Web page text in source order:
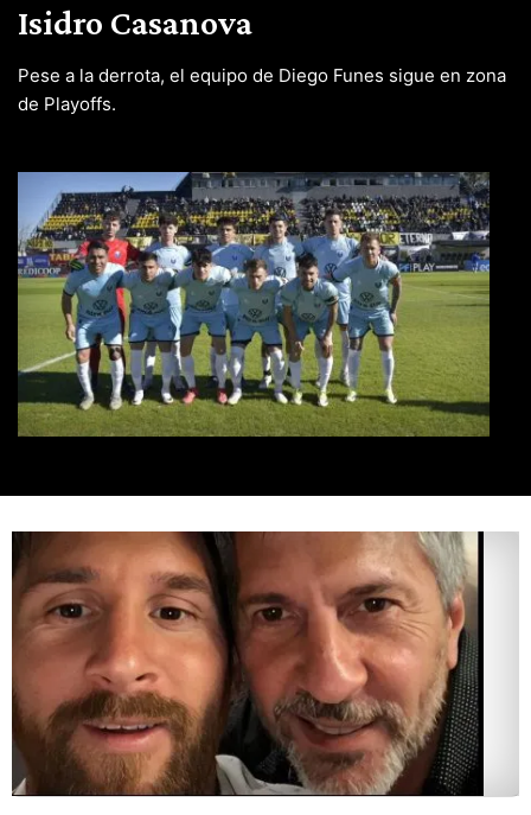
Isidro Casanova
Pese a la derrota, el equipo de Diego Funes sigue en zona
de Playoffs.